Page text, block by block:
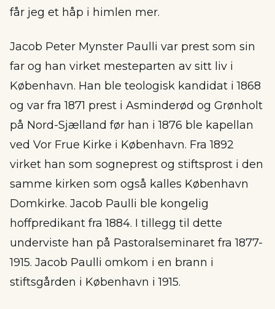
får jeg et håp i himlen mer.
Jacob Peter Mynster Paulli var prest som sin
far og han virket mesteparten av sitt liv i
København. Han ble teologisk kandidat i 1868
og var fra 1871 prest i Asminderød og Grønholt
på Nord-Sjælland før han i 1876 ble kapellan
ved Vor Frue Kirke i København. Fra 1892
virket han som sogneprest og stiftsprost i den
samme kirken som også kalles København
Domkirke. Jacob Paulli ble kongelig
hoffpredikant fra 1884. I tillegg til dette
underviste han på Pastoralseminaret fra 1877-
1915. Jacob Paulli omkom i en brann i
stiftsgården i København i 1915.